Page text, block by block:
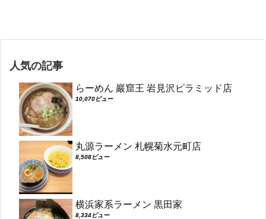
人気の記事
らーめん 巖窟王 岩見沢ピラミッド店
10,070ビュー
丸源ラーメン 札幌菊水元町店
8,508ビュー
横浜家系ラーメン 黒田家
8,334ビュー